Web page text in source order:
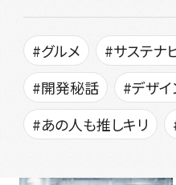
#グルメ #サステナ
#開発秘話
#デザイ
#あの人も推しキリ